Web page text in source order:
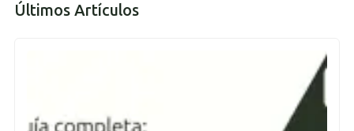
Últimos Artículos